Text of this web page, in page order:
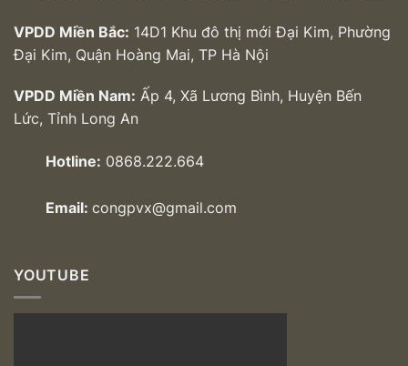
VPDD Miền Bắc: 14D1 Khu đô thị mới Đại Kim, Phường
Đại Kim, Quận Hoàng Mai, TP Hà Nội
VPDD Miền Nam: Ấp 4, Xã Lương Bình, Huyện Bến
Lức, Tỉnh Long An
Hotline: 0868.222.664
Email: congpvx@gmail.com
YOUTUBE